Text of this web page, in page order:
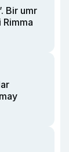
Bir umr